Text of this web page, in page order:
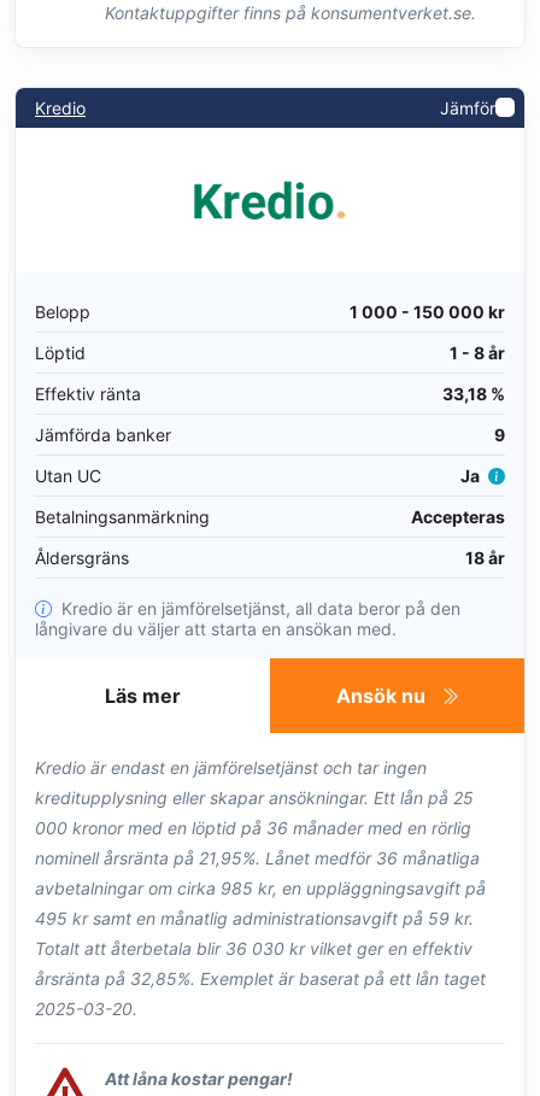
Kontaktuppgifter finns på konsumentverket.se.
Kredio Jämför
Belopp
1 000 - 150 000 kr
Löptid
1 - 8 år
Effektiv ränta
33,18 %
Jämförda banker
9
Utan UC
Ja
Betalningsanmärkning
Accepteras
Åldersgräns
18 år
Kredio är en jämförelsetjänst, all data beror på den
långivare du väljer att starta en ansökan med.
Ansök nu
Läs mer
Kredio är endast en jämförelsetjänst och tar ingen
kreditupplysning eller skapar ansökningar. Ett lån på 25
000 kronor med en löptid på 36 månader med en rörlig
nominell årsränta på 21,95%. Lånet medför 36 månatliga
avbetalningar om cirka 985 kr, en uppläggningsavgift på
495 kr samt en månatlig administrationsavgift på 59 kr.
Totalt att återbetala blir 36 030 kr vilket ger en effektiv
årsränta på 32,85%. Exemplet är baserat på ett lån taget
2025-03-20.
Att låna kostar pengar!